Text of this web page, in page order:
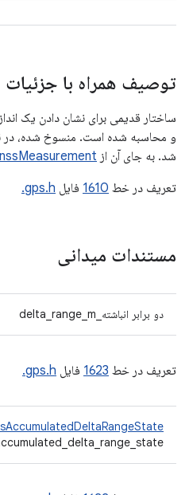
توصیف همراه با جزئیات
و محاسبه شده است. منسوخ شده، در
شد. به جای آن از
تعریف در خط 1610 فایل gps.h.
مستندات میدانی
دو برابر انباشته_delta_range_m
تعریف در خط 1623 فایل gps.h.